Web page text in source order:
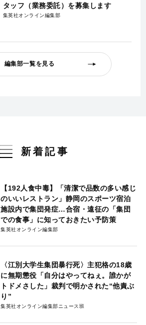
タッフ（業務委託）を募集します
集英社オンライン編集部
編集部一覧を見る
新着記事
【192人食中毒】「清潔で品数の多い感じ
のいいレストラン」静岡のスポーツ宿泊
施設内で集団発症…合宿・遠征の「集団
での食事」に知っておきたい予防策
集英社オンライン編集部
〈江別大学生集団暴行死〉主犯格の18歳
に無期懲役「自分はやってねぇ。誰かが
トドメさした」裁判で明かされた“他責ぶ
り”
集英社オンライン編集部ニュース班